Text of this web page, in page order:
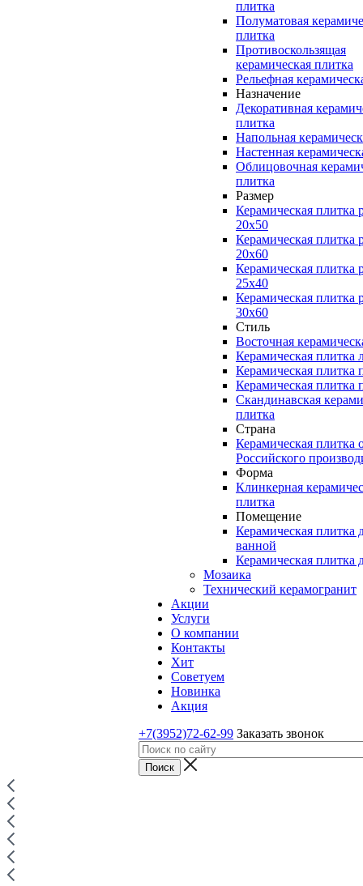
плитка
Полуматовая
плитка
Противоскользящая
керамическая плитка
Рельефная
Назначение
Декоративная
плитка
Напольная
Настенная
Облицовочная
плитка
Размер
Керамическая плитка
20x50
Керамическая плитка
20x60
Керамическая плитка
25x40
Керамическая плитка
30x60
Стиль
Восточная
Керамическая плитка
Керамическая плитка
Керамическая плитка
Скандинавская
плитка
Страна
Керамическая плитка
Российского
Форма
Клинкерная
плитка
Помещение
Керамическая плитка
ванной
Керамическая плитка
Мозаика
Технический керамогранит
Акции
Услуги
О компании
Контакты
Хит
Советуем
Новинка
Акция
+7(3952)72-62-99 Заказать звонок